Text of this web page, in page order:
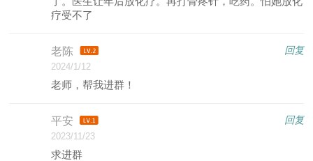
疗受不了
回复
老陈
2024/1/12
老师，帮我进群！
回复
平安
2023/11/23
求进群